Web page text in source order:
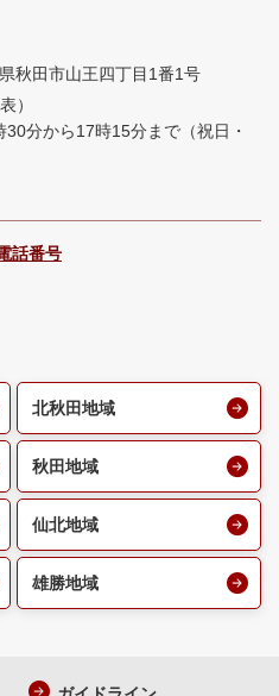
秋田市山王四丁目1番1号
）
30分から17時15分まで （祝日・
話番号
北秋田地域
秋田地域
仙北地域
雄勝地域